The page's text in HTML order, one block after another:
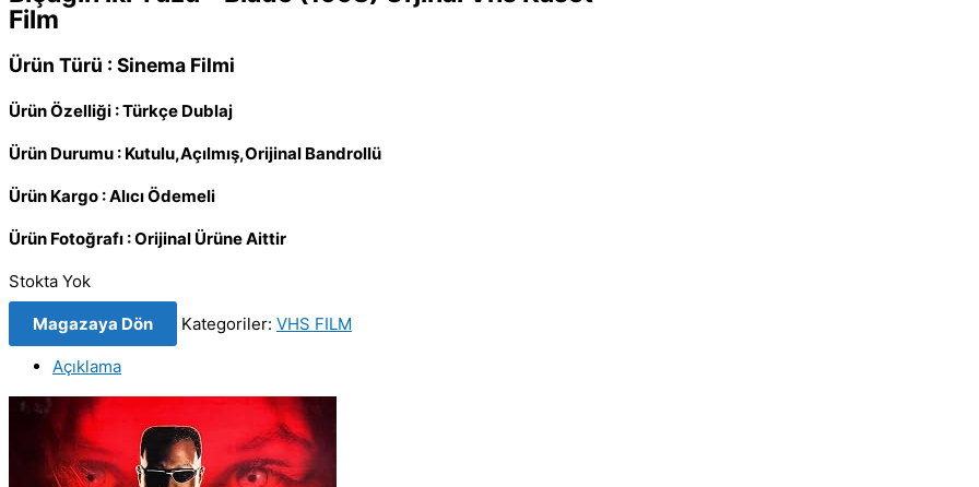
Film
Ürün Türü : Sinema Filmi
Ürün Özelliği : Türkçe Dublaj
Ürün Durumu : Kutulu,Açılmış,Orijinal Bandrollü
Ürün Kargo : Alıcı Ödemeli
Ürün Fotoğrafı : Orijinal Ürüne Aittir
Stokta Yok
Magazaya Dön Kategoriler: VHS FILM
Açıklama